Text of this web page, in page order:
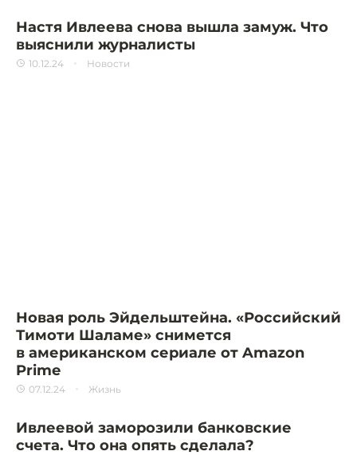
Настя Ивлеева снова вышла замуж. Что
выяснили журналисты
10.12.24 Новости
Новая роль Эйдельштейна. «Российский
Тимоти Шаламе» снимется
в американском сериале от Amazon
Prime
07.12.24 Жизнь
Ивлеевой заморозили банковские
счета. Что она опять сделала?